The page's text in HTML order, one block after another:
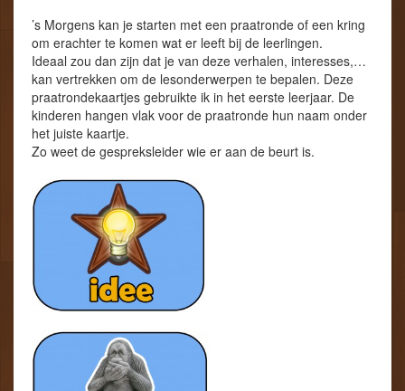
’s Morgens kan je starten met een praatronde of een kring
om erachter te komen wat er leeft bij de leerlingen.
Ideaal zou dan zijn dat je van deze verhalen, interesses,…
kan vertrekken om de lesonderwerpen te bepalen. Deze
praatrondekaartjes gebruikte ik in het eerste leerjaar. De
kinderen hangen vlak voor de praatronde hun naam onder
het juiste kaartje.
Zo weet de gespreksleider wie er aan de beurt is.